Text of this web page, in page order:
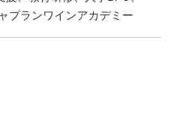
プランワインアカデミー